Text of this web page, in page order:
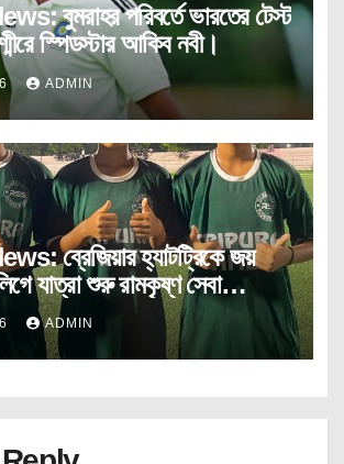
বুমরাহর পরিবর্তে ভারতের টেস্ট
স্পিডস্টার আকিব নবী।
ADMIN
ব্রেজিয়ার হ্যাটট্রিকে জয়
যাত্রা শুরু রামকৃষ্ণ সেবা
ADMIN